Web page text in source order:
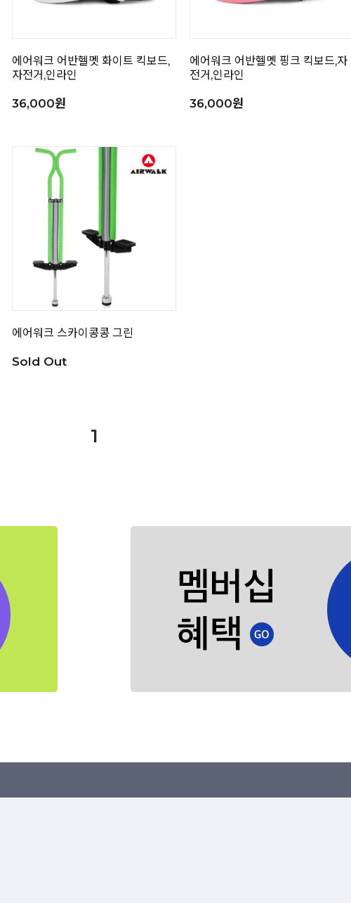
에어워크 어반헬멧 화이트 킥보드,
자전거,인라인
36,000원
에어워크 어반헬멧 핑크 킥보드,자
전거,인라인
36,000원
에어워크 스카이콩콩 그린
Sold Out
1